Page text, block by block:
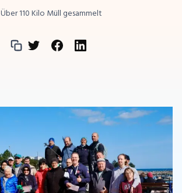
Über 110 Kilo Müll gesammelt